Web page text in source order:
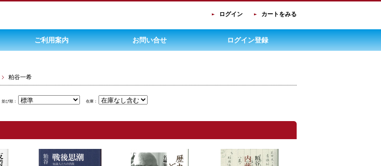
ログイン カートをみる
ご利用案内 お問い合せ ログイン登録
粕谷一希
並び順： 在庫：